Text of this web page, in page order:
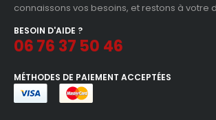
connaissons vos besoins, et restons à votre
BESOIN D'AIDE ?
06 76 37 50 46
MÉTHODES DE PAIEMENT ACCEPTÉES